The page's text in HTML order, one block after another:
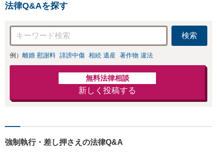
法律Q&Aを探す
検索
例） 離婚 慰謝料 誹謗中傷 相続 遺産 著作物 違法
無料法律相談
新しく投稿する
強制執行・差し押さえの法律Q&A